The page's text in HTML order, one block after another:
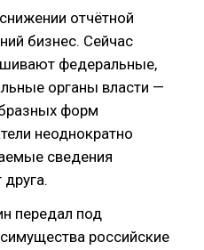
отчётной
бизнес. Сейчас
федеральные,
органы власти —
форм
неоднократно
сведения
передал под
российские